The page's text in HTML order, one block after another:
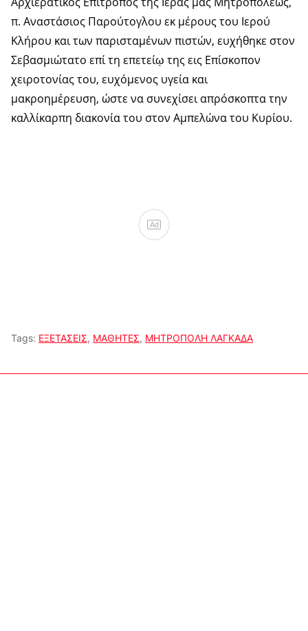
π. Αναστάσιος Παρούτογλου εκ μέρους του Ιερού
Κλήρου και των παρισταμένων πιστών, ευχήθηκε στον
Σεβασμιώτατο επί τη επετείῳ της εις Επίσκοπον
χειροτονίας του, ευχόμενος υγεία και
μακροημέρευση, ώστε να συνεχίσει απρόσκοπτα την
καλλίκαρπη διακονία του στον Αμπελώνα του Κυρίου.
Ad
Tags: ΕΞΕΤΑΣΕΙΣ, ΜΑΘΗΤΕΣ, ΜΗΤΡΟΠΟΛΗ ΛΑΓΚΑΔΑ